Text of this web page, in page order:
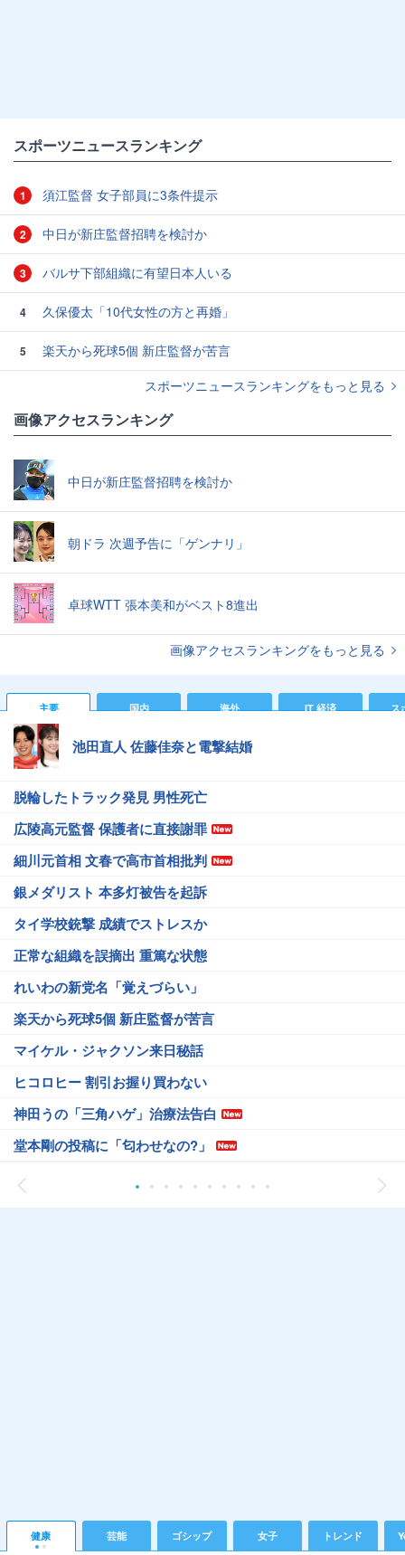
スポーツニュースランキング
1 須江監督 女子部員に3条件提示
2 中日が新庄監督招聘を検討か
3 バルサ下部組織に有望日本人いる
4 久保優太「10代女性の方と再婚」
5
楽天から死球5個 新庄監督が苦言
スポーツニュースランキングをもっと見る
画像アクセスランキング
中日が新庄監督招聘を検討か
朝ドラ 次週予告に「ゲンナリ」
卓球WTT 張本美和がベスト8進出
画像アクセスランキングをもっと見る
主要 国内 海外 IT 経済 ス
池田直人 佐藤佳奈と電撃結婚
脱輪したトラック発見 男性死亡
広陵高元監督 保護者に直接謝罪
細川元首相 文春で高市首相批判
銀メダリスト 本多灯被告を起訴
タイ学校銃撃 成績でストレスか
正常な組織を誤摘出 重篤な状態
れいわの新党名「覚えづらい」
楽天から死球5個 新庄監督が苦言
マイケル・ジャクソン来日秘話
ヒコロヒー 割引お握り買わない
神田うの「三角ハゲ」治療法告白
堂本剛の投稿に「匂わせなの?」
健康 芸能 ゴシップ 女子 トレンド